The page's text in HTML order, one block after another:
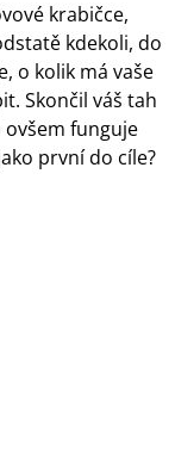
krabičce,
kdekoli, do
o kolik má vaše
Skončil váš tah
ovšem funguje
první do cíle?